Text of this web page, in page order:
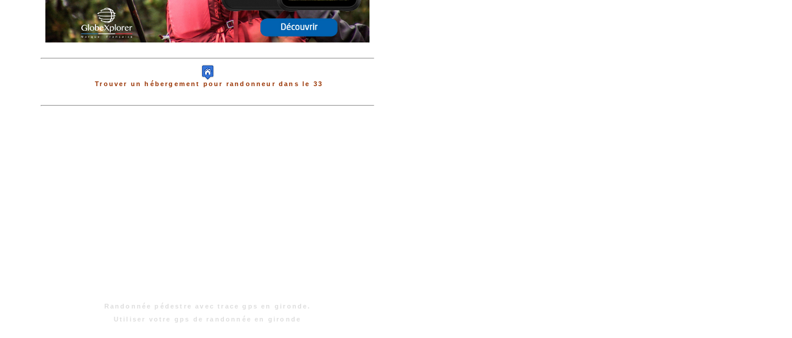
Trouver un hébergement pour randonneur dans le 33
Randonnée pédestre avec trace gps en gironde.
Utiliser votre gps de randonnée en gironde